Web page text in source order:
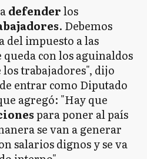
defenderlos
. Debemos
del impuesto a las
queda con los aguinaldos
los trabajadores", dijo
entrar como Diputado
agregó: "Hay que
para poner al país
se van a generar
salarios dignos y se va